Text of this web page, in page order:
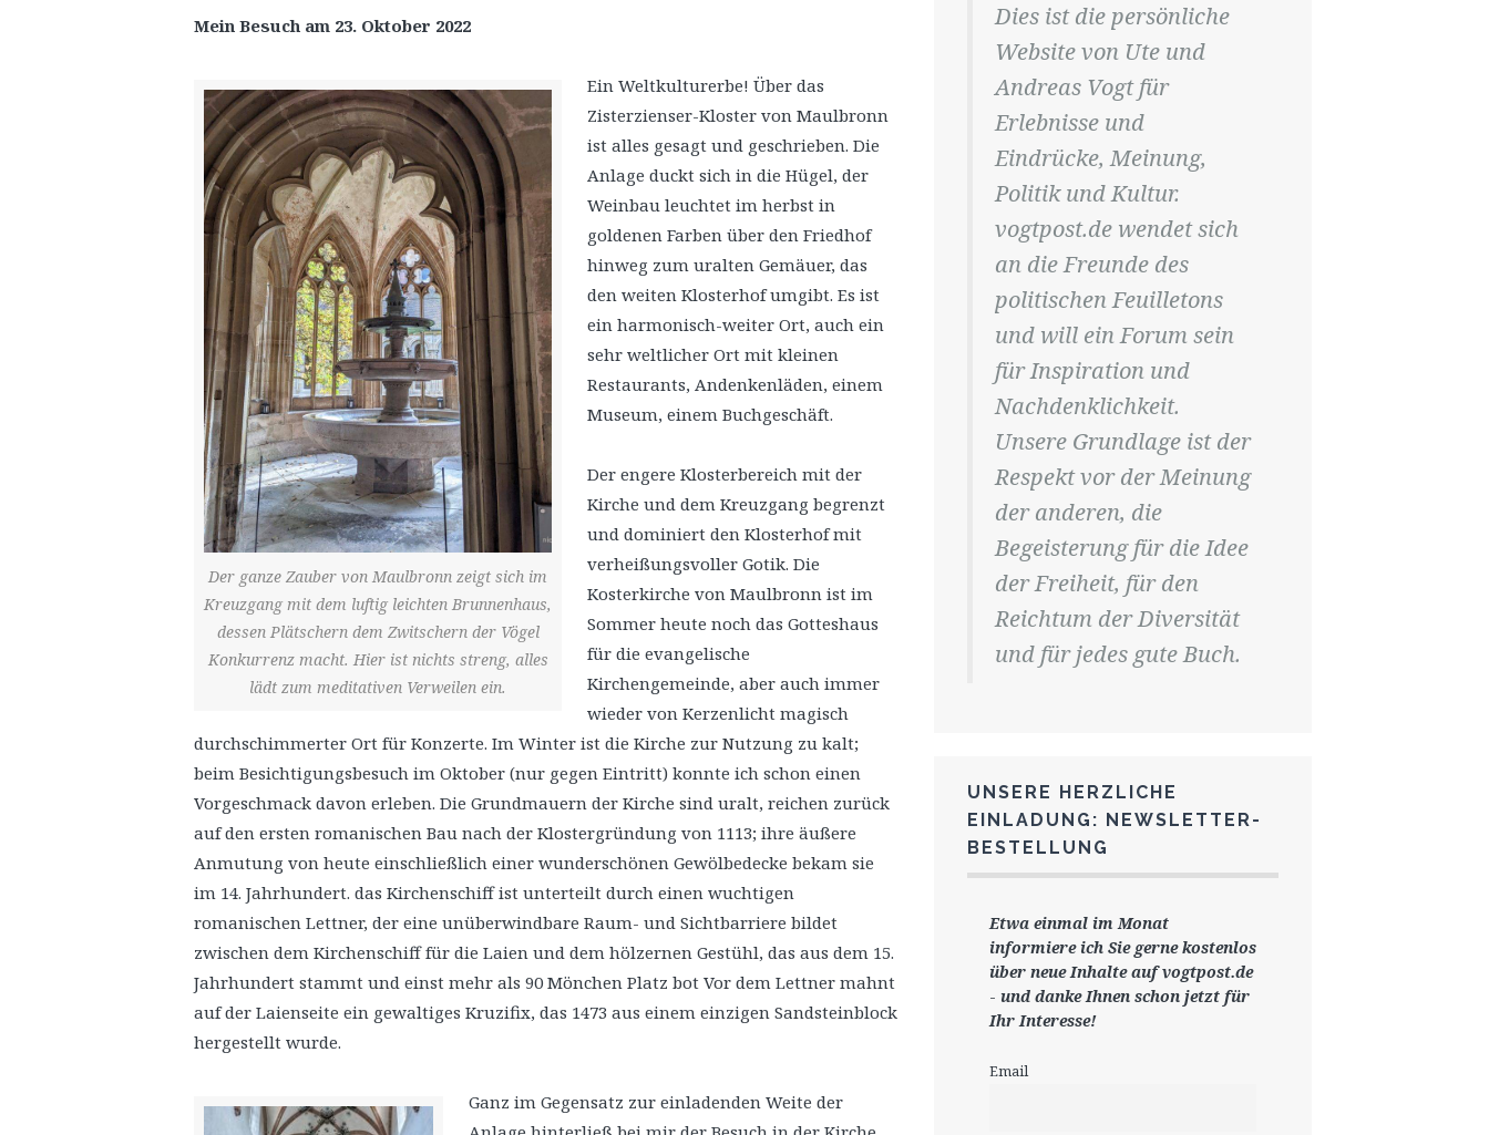
Mein Besuch am 23. Oktober 2022
Der ganze Zauber von Maulbronn zeigt sich im
Kreuzgang mit dem luftig leichten Brunnenhaus,
dessen Plätschern dem Zwitschern der Vögel
Konkurrenz macht. Hier ist nichts streng, alles
lädt zum meditativen Verweilen ein.
Ein Weltkulturerbe! Über das
Zisterzienser-Kloster von Maulbronn
ist alles gesagt und geschrieben. Die
Anlage duckt sich in die Hügel, der
Weinbau leuchtet im herbst in
goldenen Farben über den Friedhof
hinweg zum uralten Gemäuer, das
den weiten Klosterhof umgibt. Es ist
ein harmonisch-weiter Ort, auch ein
sehr weltlicher Ort mit kleinen
Restaurants, Andenkenläden, einem
Museum, einem Buchgeschäft.
Der engere Klosterbereich mit der
Kirche und dem Kreuzgang begrenzt
und dominiert den Klosterhof mit
verheißungsvoller Gotik. Die
Kosterkirche von Maulbronn ist im
Sommer heute noch das Gotteshaus
für die evangelische
Kirchengemeinde, aber auch immer
wieder von Kerzenlicht magisch
durchschimmerter Ort für Konzerte. Im Winter ist die Kirche zur Nutzung zu kalt;
beim Besichtigungsbesuch im Oktober (nur gegen Eintritt) konnte ich schon einen
Vorgeschmack davon erleben. Die Grundmauern der Kirche sind uralt, reichen zurück
auf den ersten romanischen Bau nach der Klostergründung von 1113; ihre äußere
Anmutung von heute einschließlich einer wunderschönen Gewölbedecke bekam sie
im 14. Jahrhundert. das Kirchenschiff ist unterteilt durch einen wuchtigen
romanischen Lettner, der eine unüberwindbare Raum- und Sichtbarriere bildet
zwischen dem Kirchenschiff für die Laien und dem hölzernen Gestühl, das aus dem 15.
Jahrhundert stammt und einst mehr als 90 Mönchen Platz bot Vor dem Lettner mahnt
auf der Laienseite ein gewaltiges Kruzifix, das 1473 aus einem einzigen Sandsteinblock
hergestellt wurde.
Ganz im Gegensatz zur einladenden Weite der
Dies ist die persönliche
Website von Ute und
Andreas Vogt für
Erlebnisse und
Eindrücke, Meinung,
Politik und Kultur.
vogtpost.de wendet sich
an die Freunde des
politischen Feuilletons
und will ein Forum sein
für Inspiration und
Nachdenklichkeit.
Unsere Grundlage ist der
Respekt vor der Meinung
der anderen, die
Begeisterung für die Idee
der Freiheit, für den
Reichtum der Diversität
und für jedes gute Buch.
UNSERE HERZLICHE
EINLADUNG: NEWSLETTER-
BESTELLUNG
Etwa einmal im Monat
informiere ich Sie gernekostenlos
über neue Inhalte auf vogtpost.de
- und danke Ihnen schon jetzt für
Ihr Interesse!
Email